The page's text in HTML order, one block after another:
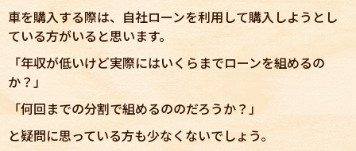
車を購入する際は、自社ローンを利用して購入しようとし
ている方がいると思います。
「年収が低いけど実際にはいくらまでローンを組めるの
か？」
「何回までの分割で組めるののだろうか？」
と疑問に思っている方も少なくないでしょう。